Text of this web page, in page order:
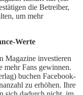
die Betreiber,
um mehr
Werte
Magazine investieren
mehr Fans gewinnen.
buchen Facebook-
zu erhöhen. Ihre